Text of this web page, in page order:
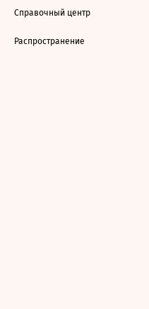
Справочный центр
Распространение